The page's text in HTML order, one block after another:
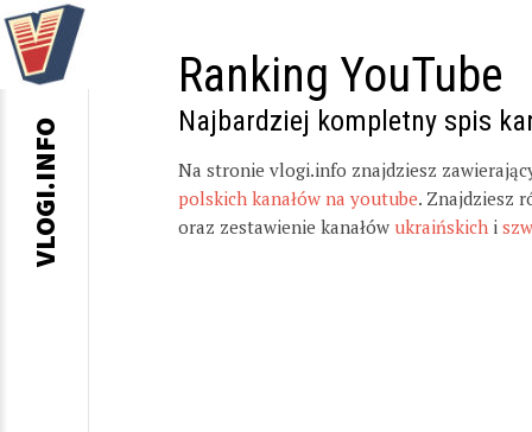
Ranking YouTube
Najbardziej kompletny spis
Na stronie vlogi.info znajdziesz
polskich kanałów na youtube. Znajdziesz
oraz zestawienie kanałów ukraińskich i
VLOGI.INFO